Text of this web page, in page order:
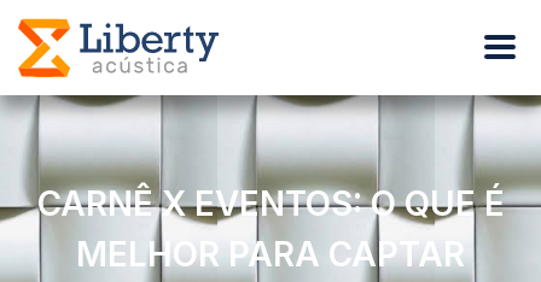
CARNÊ X EVENTOS: O QUE É
MELHOR PARA CAPTAR